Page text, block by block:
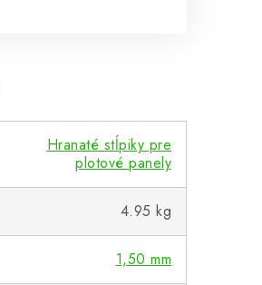
Hranaté stĺpiky pre
plotové panely
4.95 kg
1,50 mm